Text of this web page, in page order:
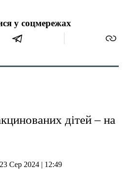
у соцмережах
дітей – на
23 Сер 2024 | 12:49